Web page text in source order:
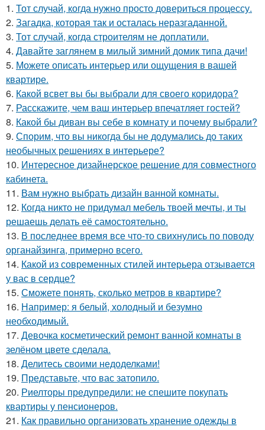
1. Тот случай, когда нужно просто довериться процессу.
2. Загадка, которая так и осталась неразгаданной.
3. Тот случай, когда строителям не доплатили.
4. Давайте заглянем в милый зимний домик типа дачи!
5. Можете описать интерьер или ощущения в вашей
квартире.
6. Какой всвет вы бы выбрали для своего коридора?
7. Расскажите, чем ваш интерьер впечатляет гостей?
8. Какой бы диван вы себе в комнату и почему выбрали?
9. Спорим, что вы никогда бы не додумались до таких
необычных решениях в интерьере?
10. Интересное дизайнерское решение для совместного
кабинета.
11. Вам нужно выбрать дизайн ванной комнаты.
12. Когда никто не придумал мебель твоей мечты, и ты
решаешь делать её самостоятельно.
13. В последнее время все что-то свихнулись по поводу
органайзинга, примерно всего.
14. Какой из современных стилей интерьера отзывается
у вас в сердце?
15. Сможете понять, сколько метров в квартире?
16. Например: я белый, холодный и безумно
необходимый.
17. Девочка косметический ремонт ванной комнаты в
зелёном цвете сделала.
18. Делитесь своими недоделками!
19. Представьте, что вас затопило.
20. Риелторы предупредили: не спешите покупать
квартиры у пенсионеров.
21. Как правильно организовать хранение одежды в